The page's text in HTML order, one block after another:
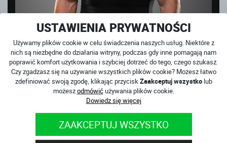
USTAWIENIA PRYWATNOŚCI
Używamy plików cookie w celu świadczenia naszych usług. Niektóre z
nich są niezbędne do działania witryny, podczas gdy inne pomagają nam
poprawić komfort użytkowania i szybciej dotrzeć do tego, czego szukasz.
Czy zgadzasz się na używanie wszystkich plików cookie? Możesz łatwo
zdefiniować swoją zgodę, klikając przyciskZaakceptuj wszystkolub
możeszodmówićużywania plików cookie.
Dowiedz się więcej
ZAAKCEPTUJ WSZYSTKO
FUNKCJONALNA KOSZULKA BEZ RĘKAWÓW SEAMLESS
SLEEVELESS
na magazynie